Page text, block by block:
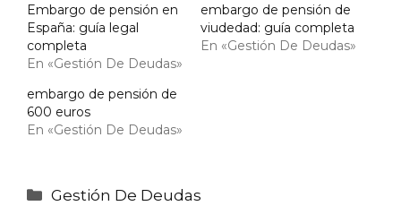
Embargo de pensión en
España: guía legal
completa
En «Gestión De Deudas»
embargo de pensión de
viudedad: guía completa
En «Gestión De Deudas»
embargo de pensión de
600 euros
En «Gestión De Deudas»
Categorías
Gestión De Deudas